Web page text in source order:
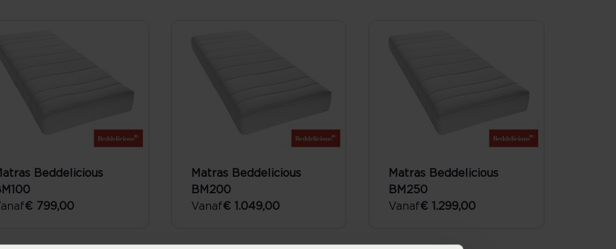
Beddelicious
€ 799,00
Matras Beddelicious
BM200
Vanaf€ 1.049,00
Matras Beddelicious
BM250
Vanaf€ 1.299,00